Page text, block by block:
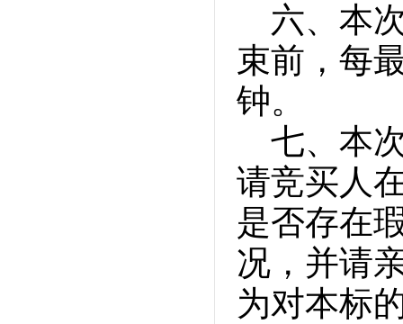
六、本
束前，每
钟。
七、本
请竞买人
是否存在
况，并请
为对本标